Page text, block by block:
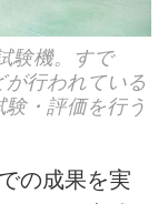
験機。すで
行われている
・評価を行う
の成果を実